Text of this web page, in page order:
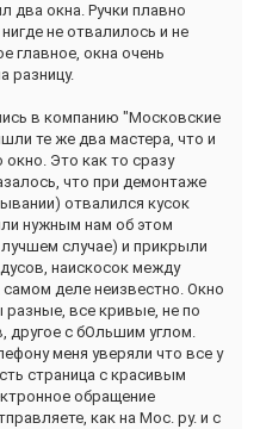
два окна. Ручки плавно
не отвалилось и не
главное, окна очень
разницу.
в компанию "Московские
те же два мастера, что и
Это как то сразу
что при демонтаже
отвалился кусок
нужным нам об этом
лучшем случае) и прикрыли
наискосок между
деле неизвестно. Окно
все кривые, не по
другое с бОльшим углом.
меня уверяли что все у
страница с красивым
обращение
как на Мос. ру. и с